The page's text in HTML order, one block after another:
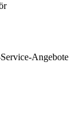
Angebote